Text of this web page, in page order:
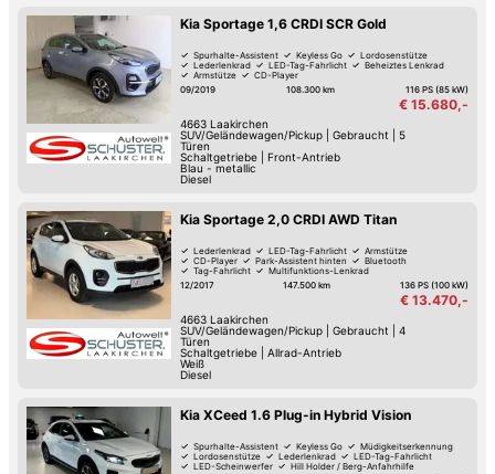
Kia Sportage 1,6 CRDI SCR Gold
Spurhalte-Assistent Keyless Go
Lordosenstütze
Lederlenkrad
LED-Tag-Fahrlicht
Beheiztes Lenkrad
Armstütze
CD-Player
09/2019
108.300 km 116 PS (85 kW)
€ 15.680,-
4663 Laakirchen
SUV/Geländewagen/Pickup| Gebraucht
5
Türen
Schaltgetriebe| Front-Antrieb
Blau - metallic
Diesel
Kia Sportage 2,0 CRDI AWD Titan
Lederlenkrad LED-Tag-Fahrlicht
Armstütze
CD-Player
Park-Assistent hinten
Bluetooth
Tag-Fahrlicht
Multifunktions-Lenkrad
12/2017
147.500 km 136 PS (100 kW)
€ 13.470,-
4663 Laakirchen
SUV/Geländewagen/Pickup| Gebraucht
4
Türen
Schaltgetriebe| Allrad-Antrieb
Weiß
Diesel
Kia XCeed 1.6 Plug-in Hybrid Vision
Spurhalte-Assistent Keyless Go
Müdigkeitserkennung
Lordosenstütze
Lederlenkrad
LED-Tag-Fahrlicht
LED-Scheinwerfer
Hill Holder / Berg-Anfahrhilfe